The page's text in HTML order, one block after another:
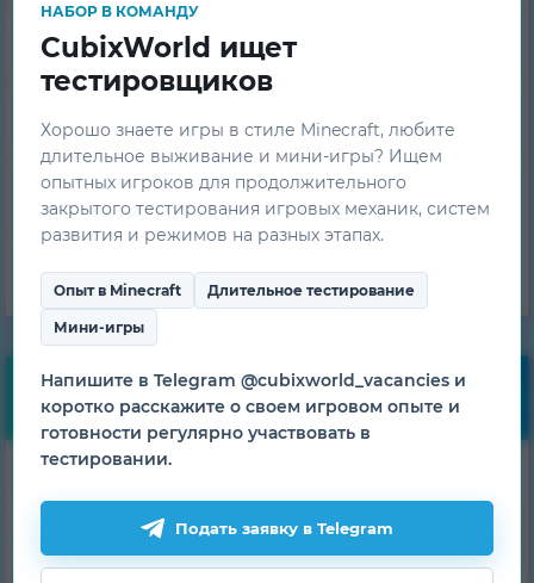
Банлист
Вопрос-Ответ
Техническая поддержка
Команда проекта
Бесплатные бонусы
бонусы!
ПОЛУЧИТЬ
НАБОР В КОМАНДУ
CubixWorld ищет
тестировщиков
Хорошо знаете игры в стиле Minecraft, любите
длительное выживание и мини-игры? Ищем
опытных игроков для продолжительного
закрытого тестирования игровых механик, систем
развития и режимов на разных этапах.
Опыт в Minecraft Длительное тестирование
Мини-игры
Напишите в Telegram @cubixworld_vacancies и
коротко расскажите о своем игровом опыте и
готовности регулярно участвовать в
тестировании.
Подать заявку в Telegram